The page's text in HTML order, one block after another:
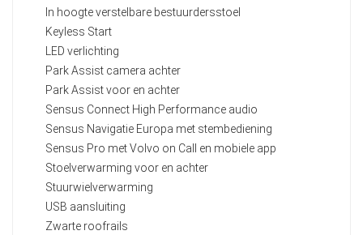
In hoogte verstelbare bestuurdersstoel
Keyless Start
LED verlichting
Park Assist camera achter
Park Assist voor en achter
Sensus Connect High Performance audio
Sensus Navigatie Europa met stembediening
Sensus Pro met Volvo on Call en mobiele app
Stoelverwarming voor en achter
Stuurwielverwarming
USB aansluiting
Zwarte roofrails